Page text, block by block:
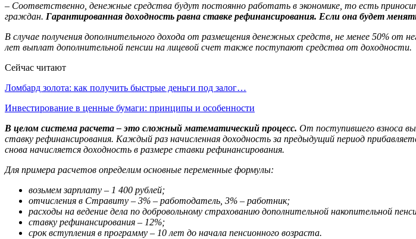
– Соответственно, денежные средства будут постоянно работать в экономике, то есть
граждан. Гарантированная доходность равна ставке рефинансирования. Если она будет
В случае получения дополнительного дохода от размещения денежных средств, не менее 50%
лет выплат дополнительной пенсии на лицевой счет также поступают средства от доходности.
Сейчас читают
Ломбард золота: как получить быстрые деньги под залог…
Инвестирование в ценные бумаги: принципы и особенности
В целом система расчета – это сложный математический процесс. От поступившего взноса
ставку рефинансирования. Каждый раз начисленная доходность за предыдущий период
снова начисляется доходность в размере ставки рефинансирования.
Для примера расчетов определим основные переменные формулы:
возьмем зарплату – 1 400 рублей;
отчисления в Стравиту – 3% – работодатель, 3% – работник;
расходы на ведение дела по добровольному страхованию дополнительной накопительной
ставку рефинансирования – 12%;
cрок вступления в программу – 10 лет до начала пенсионного возраста.